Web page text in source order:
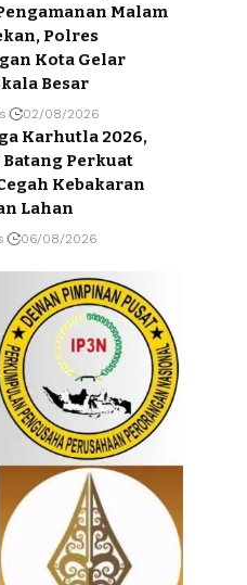
Malam
Polres
Kota Gelar
Besar
02/08/2026
Karhutla 2026,
Perkuat
Kebakaran
Lahan
06/08/2026